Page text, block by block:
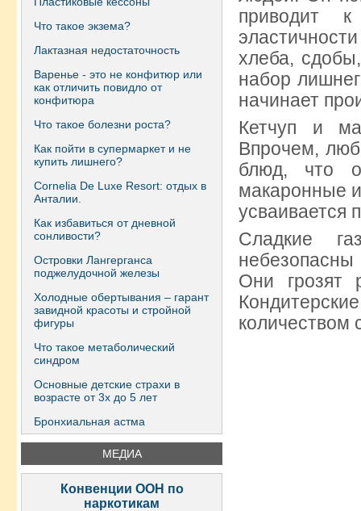
Что такое экзема?
Лактазная недостаточность
Варенье - это не конфитюр или
как отличить повидло от
конфитюра
Что такое болезни роста?
Как пойти в супермаркет и не
купить лишнего?
Сornelia De Luxe Resort: отдых в
Анталии.
Как избавиться от дневной
сонливости?
Островки Лангерганса
поджелудочной железы
Холодные обертывания – гарант
завидной красоты и стройной
фигуры
Что такое метаболический
синдром
Основные детские страхи в
возрасте от 3х до 5 лет
Бронхиальная астма
МЕДИА
Конвенции ООН по
наркотикам
приводит
хлеба,
набор
начинает
Кетчуп и
Впрочем,
блюд, что
макаронные
усваивается
Сладкие
небезопасны
Они грозят
количеством